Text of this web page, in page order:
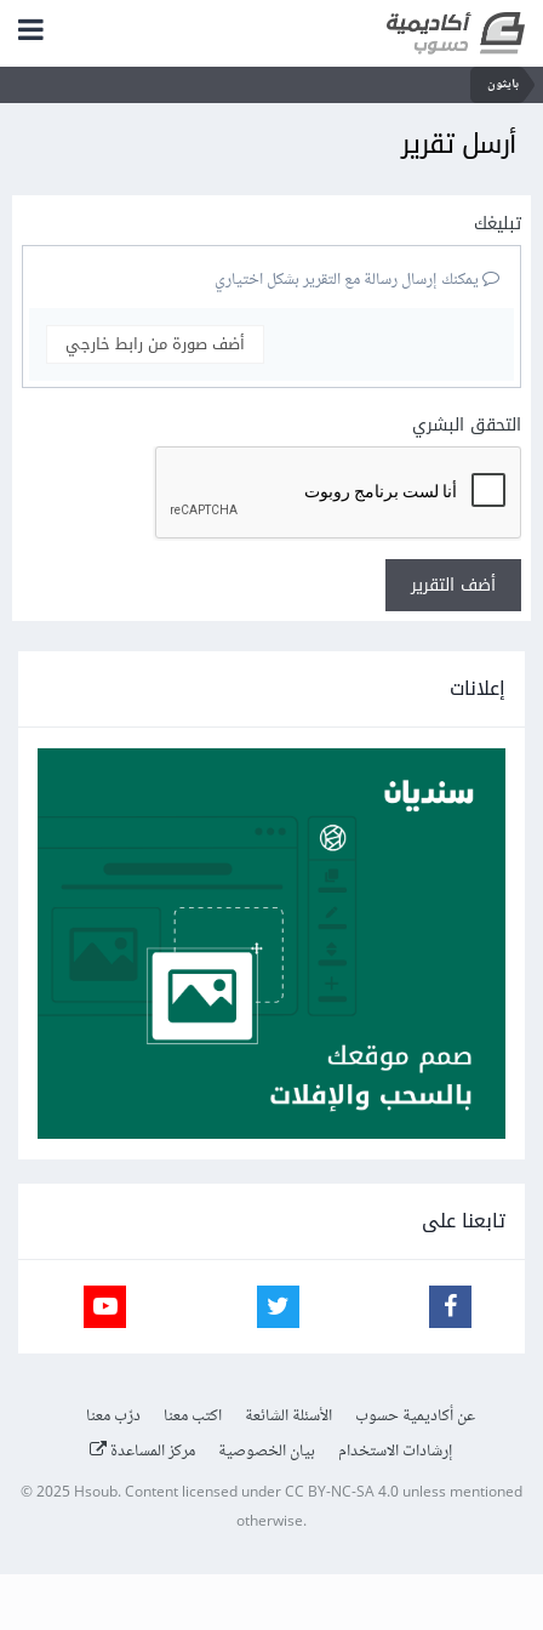
بايثون
أرسل تقرير
تبليغك
يمكنك إرسال رسالة مع التقرير بشكل اختياري
أضف صورة من رابط خارجي
التحقق البشري
أضف التقرير
إعلانات
تابعنا على
عن أكاديمية حسوب الأسئلة الشائعة اكتب معنا
درّب معنا
إرشادات الاستخدام
بيان الخصوصية مركز المساعدة
© 2025 Hsoub.Content licensed underCC BY-NC-SA 4.0unless mentioned
otherwise.